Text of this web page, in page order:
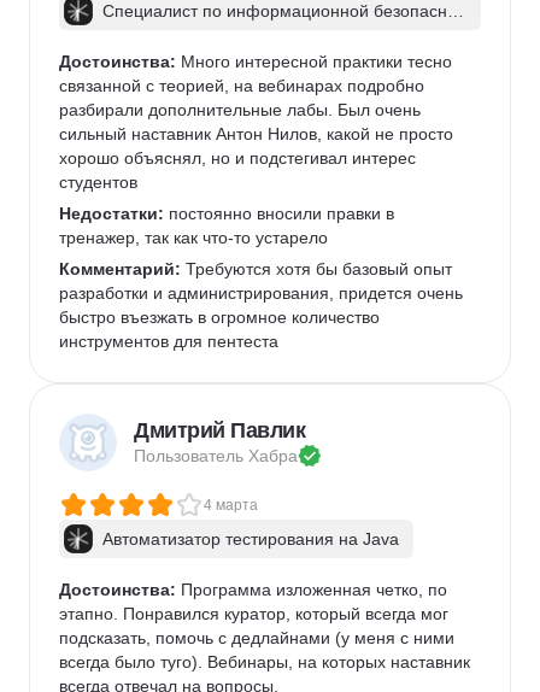
Специалист по информационной безопаснос
Достоинства: Много интересной практики тесно
связанной с теорией, на вебинарах подробно
разбирали дополнительные лабы. Был очень
сильный наставник Антон Нилов, какой не просто
хорошо объяснял, но и подстегивал интерес
студентов
Недостатки: постоянно вносили правки в
тренажер, так как что-то устарело
Комментарий: Требуются хотя бы базовый опыт
разработки и администрирования, придется очень
быстро въезжать в огромное количество
инструментов для пентеста
Дмитрий Павлик
Пользователь Хабра
4 марта
Автоматизатор тестирования на Java
Достоинства: Программа изложенная четко, по
этапно. Понравился куратор, который всегда мог
подсказать, помочь с дедлайнами (у меня с ними
всегда было туго). Вебинары, на которых наставник
всегда отвечал на вопросы.